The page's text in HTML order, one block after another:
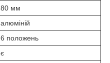
80 мм
алюміній
6 положень
є